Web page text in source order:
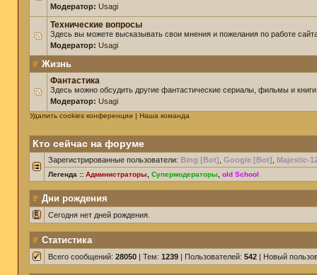
Модератор: Usagi
Технические вопросы
Здесь вы можете высказывать свои мнения и пожелания по работе
Модератор: Usagi
Жизнь
Фантастика
Здесь можно обсудить другие фантастические сериалы, фильмы и
Модератор: Usagi
Удалить cookies конференции | Наша команда
Кто сейчас на форуме
Зарегистрированные пользователи: Bing [Bot] Google [Bot] Majestic-
Легенда :: Администраторы Супермодераторы old School
Дни рождения
Сегодня нет дней рождения.
Статистика
Всего сообщений: 28050 | Тем: 1239 | Пользователей: 542 | Новый